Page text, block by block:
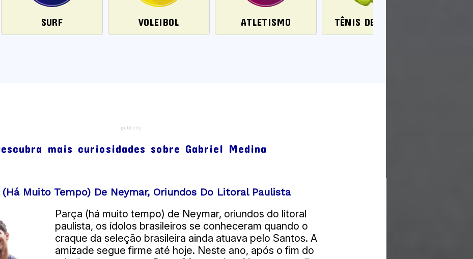
SURF VOLEIBOL ATLETISMO TÊNIS DE CAMPO
publicity
mais curiosidades sobre Gabriel Medina
(há Muito Tempo) De Neymar, Oriundos Do Litoral Paulista
Parça (há muito tempo) de Neymar, oriundos do litoral
paulista, os ídolos brasileiros se conheceram quando o
craque da seleção brasileira ainda atuava pelo Santos. A
amizade segue firme até hoje. Neste ano, após o fim do